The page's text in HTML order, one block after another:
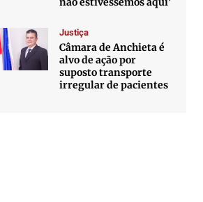
Justiça
Câmara de Anchieta é
alvo de ação por
suposto transporte
irregular de pacientes